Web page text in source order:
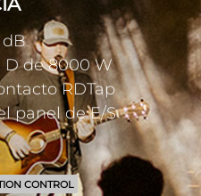
dB
D de 8000 W
RDTap
panel de E/S
CONTROL